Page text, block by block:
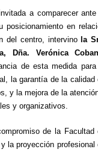
a comparecer
posicionamiento en
del centro, intervino la
Dña. Verónica
de esta medida
la garantía de la calidad
y la mejora de la
y organizativos.
de la Facultad
la proyección profesional